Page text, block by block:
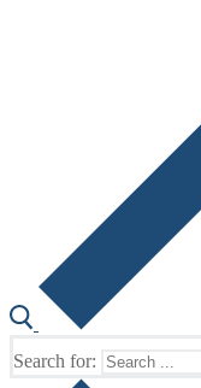
Search for: